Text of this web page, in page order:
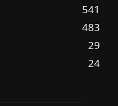
541
483
29
24